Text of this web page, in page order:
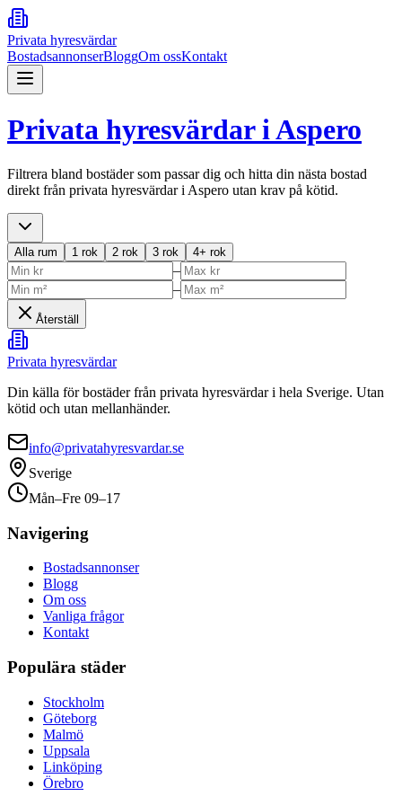
Privata hyresvärdar
BostadsannonserBloggOm ossKontakt
Privata hyresvärdar iAspero
Filtrera bland bostäder som passar dig och hitta din nästa bostad
direkt från privata hyresvärdar i Aspero utan krav på kötid.
Alla rum 1 rok 2 rok 3 rok 4+ rok
–
–
Återställ
Privata hyresvärdar
Din källa för bostäder från privata hyresvärdar i hela Sverige. Utan
kötid och utan mellanhänder.
info@privatahyresvardar.se
Sverige
Mån–Fre 09–17
Navigering
Bostadsannonser
Blogg
Om oss
Vanliga frågor
Kontakt
Populära städer
Stockholm
Göteborg
Malmö
Uppsala
Linköping
Örebro